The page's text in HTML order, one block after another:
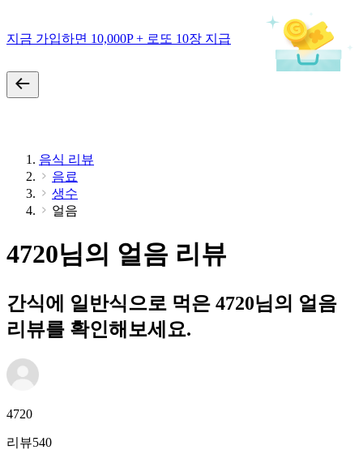
지금 가입하면 10,000P + 로또 10장 지급
음식 리뷰
음료
생수
얼음
4720님의 얼음 리뷰
간식에 일반식으로 먹은 4720님의 얼음
리뷰를 확인해보세요.
4720
리뷰540